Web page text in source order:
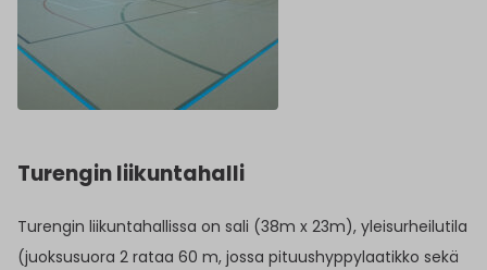
Turengin liikuntahalli
Turengin liikuntahallissa on sali (38m x 23m), yleisurheilutila
(juoksusuora 2 rataa 60 m, jossa pituushyppylaatikko sekä